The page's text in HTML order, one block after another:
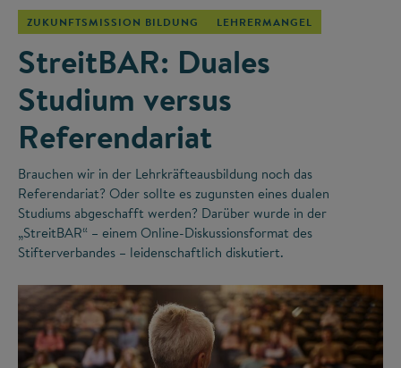
ZUKUNFTSMISSION BILDUNG LEHRERMANGEL
StreitBAR: Duales
Studium versus
Referendariat
Brauchen wir in der Lehrkräfteausbildung noch das
Referendariat? Oder sollte es zugunsten eines dualen
Studiums abgeschafft werden? Darüber wurde in der
„StreitBAR“ – einem Online-Diskussionsformat des
Stifterverbandes – leidenschaftlich diskutiert.